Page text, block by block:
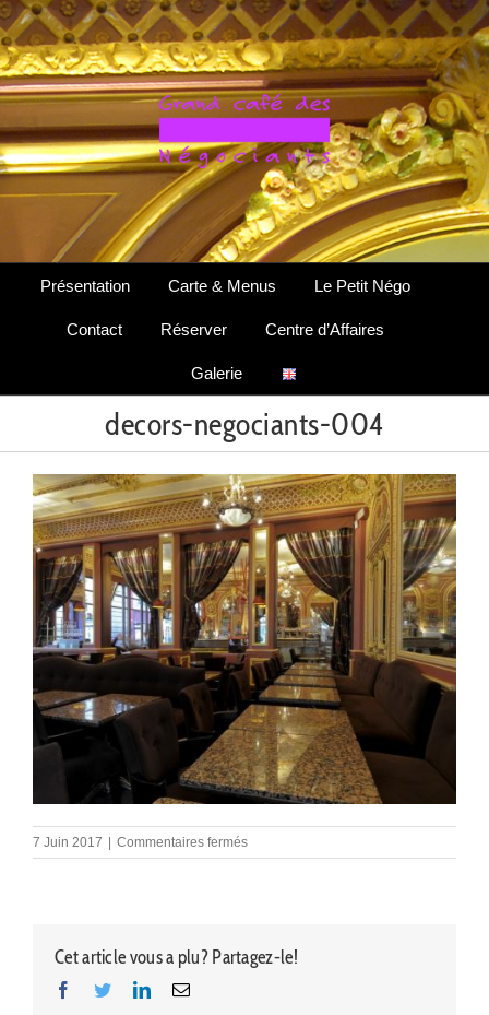
Passer
au
contenu
Présentation Carte & Menus Le Petit Négo
Contact Réserver Centre d’Affaires
Galerie
decors-negociants-004
7 Juin 2017 | Commentaires ferméssur
decors-
Cet article vous a plu? Partagez-le!
Facebook
TwitterLinkedInEmail